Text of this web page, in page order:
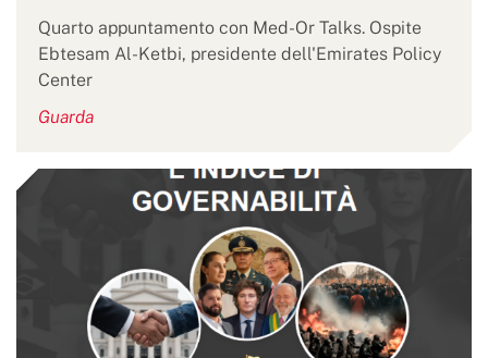
Quarto appuntamento con Med-Or Talks. Ospite
Ebtesam Al-Ketbi, presidente dell'Emirates Policy
Center
Guarda